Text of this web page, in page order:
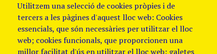
Utilitzem una selecció de cookies pròpies i de
tercers a les pàgines d'aquest lloc web: Cookies
essencials, que són necessàries per utilitzar el lloc
web; cookies funcionals, que proporcionen una
millor facilitat d'ús en utilitzar el lloc web; galetes